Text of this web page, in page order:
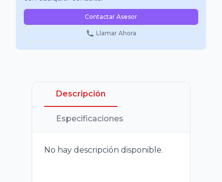
Contactar Asesor
Llamar Ahora
Descripción
Especificaciones
No hay descripción disponible.